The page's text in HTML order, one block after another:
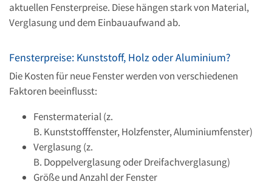
aktuellen Fensterpreise. Diese hängen stark von Material,
Verglasung und dem Einbauaufwand ab.
Fensterpreise: Kunststoff, Holz oder Aluminium?
Die Kosten für neue Fenster werden von verschiedenen
Faktoren beeinflusst:
Fenstermaterial (z.
B. Kunststofffenster, Holzfenster, Aluminiumfenster)
Verglasung (z.
B. Doppelverglasung oder Dreifachverglasung)
Größe und Anzahl der Fenster